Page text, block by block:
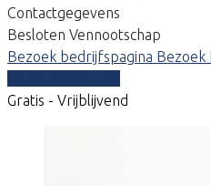
Contactgegevens
Besloten Vennootschap
Bezoek bedrijfspagina Bezoek
Gratis - Vrijblijvend